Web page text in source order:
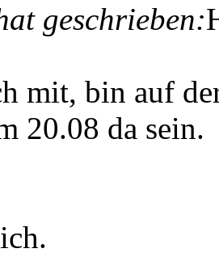
geschrieben:
mit, bin auf
20.08 da sein.